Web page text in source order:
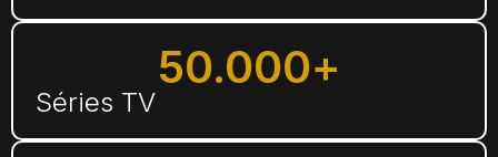
50.000+
Séries TV